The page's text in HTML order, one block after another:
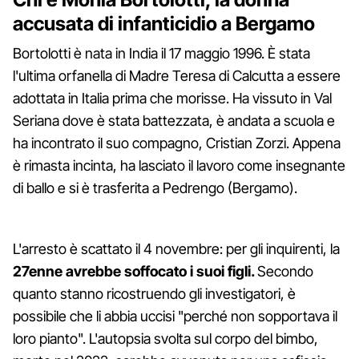
accusata di infanticidio a Bergamo
Bortolotti è nata in India il 17 maggio 1996. È stata
l'ultima orfanella di Madre Teresa di Calcutta a essere
adottata in Italia prima che morisse. Ha vissuto in Val
Seriana dove è stata battezzata, è andata a scuola e
ha incontrato il suo compagno, Cristian Zorzi. Appena
è rimasta incinta, ha lasciato il lavoro come insegnante
di ballo e si è trasferita a Pedrengo (Bergamo).
L'arresto è scattato il 4 novembre: per gli inquirenti, la
27enne avrebbe soffocato i suoi figli.Secondo
quanto stanno ricostruendo gli investigatori, è
possibile che li abbia uccisi "perché non sopportava il
loro pianto". L'autopsia svolta sul corpo del bimbo,